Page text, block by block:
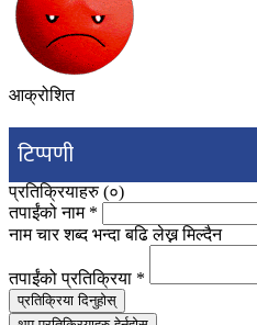
आक्रोशित
टिप्पणी
प्रतिक्रियाहरु (०)
तपाईंको नाम *
नाम चार शब्द भन्दा बढि लेख्न मिल्दैन
तपाईंको प्रतिक्रिया *
प्रतिक्रिया दिनुहोस्